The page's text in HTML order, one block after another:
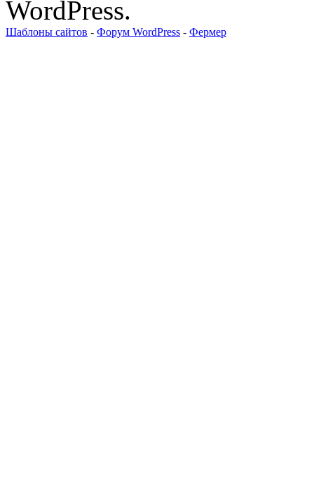
WordPress.
Шаблоны сайтов - Форум WordPress - Фермер